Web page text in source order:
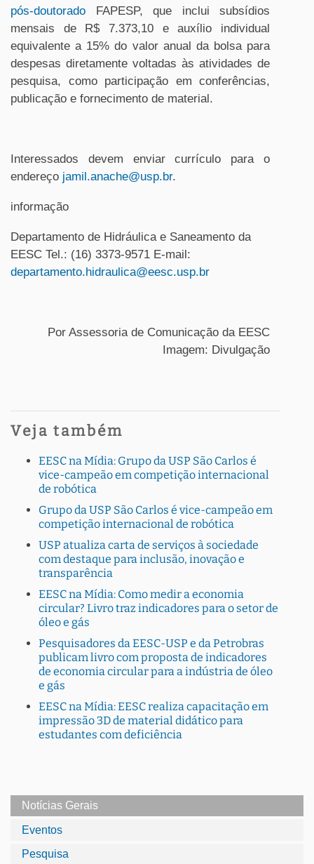
pós-doutorado FAPESP, que inclui subsídios
mensais de R$ 7.373,10 e auxílio individual
equivalente a 15% do valor anual da bolsa para
despesas diretamente voltadas às atividades de
pesquisa, como participação em conferências,
publicação e fornecimento de material.
Interessados devem enviar currículo para o
endereço jamil.anache@usp.br.
informação
Departamento de Hidráulica e Saneamento da
EESC Tel.: (16) 3373-9571 E-mail:
departamento.hidraulica@eesc.usp.br
Por Assessoria de Comunicação da EESC
Imagem: Divulgação
Veja também
EESC na Mídia: Grupo da USP São Carlos é
vice-campeão em competição internacional
de robótica
Grupo da USP São Carlos é vice-campeão em
competição internacional de robótica
USP atualiza carta de serviços à sociedade
com destaque para inclusão, inovação e
transparência
EESC na Mídia: Como medir a economia
circular? Livro traz indicadores para o setor de
óleo e gás
Pesquisadores da EESC-USP e da Petrobras
publicam livro com proposta de indicadores
de economia circular para a indústria de óleo
e gás
EESC na Mídia: EESC realiza capacitação em
impressão 3D de material didático para
estudantes com deficiência
Notícias Gerais
Eventos
Pesquisa